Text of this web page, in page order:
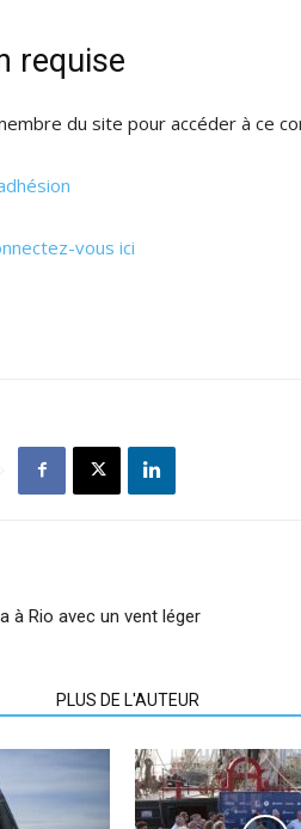
requise
du site pour accéder à ce
vous ici
à Rio avec un vent léger
PLUS DE L'AUTEUR